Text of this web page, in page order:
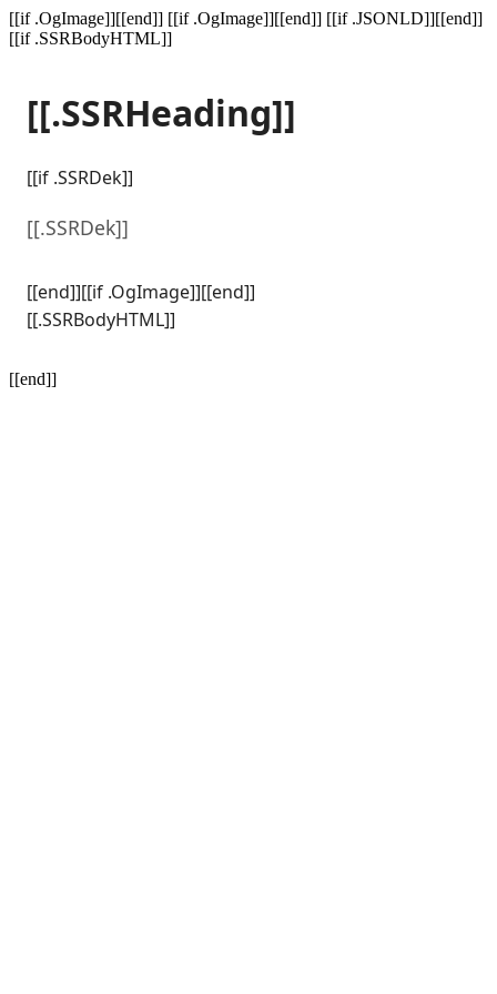
[[if .OgImage]][[end]] [[if .OgImage]][[end]] [[if .JSONLD]][[end]]
[[if .SSRBodyHTML]]
[[.SSRHeading]]
[[if .SSRDek]]
[[.SSRDek]]
[[end]][[if .OgImage]][[end]]
[[.SSRBodyHTML]]
[[end]]